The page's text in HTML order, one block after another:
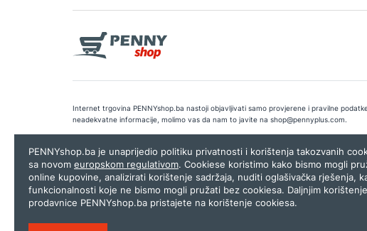
Internet trgovina PENNYshop.ba nastoji objavljivati samo provjerene i pravilne
neadekvatne informacije, molimo vas da nam to javite na shop@pennyplus.com.
Copyright © 2026.Penny plus d.o.o. Sarajevo.Dizajn i programiranje:Lampa.ba
PENNYshop.ba je unaprijedio politiku privatnosti i korištenja takozvanih
sa novom europskom regulativom. Cookiese koristimo kako bismo mogli
online kupovine, analizirati korištenje sadržaja, nuditi oglašivačka rješenja,
funkcionalnosti koje ne bismo mogli pružati bez cookiesa. Daljnjim
prodavnice PENNYshop.ba pristajete na korištenje cookiesa.